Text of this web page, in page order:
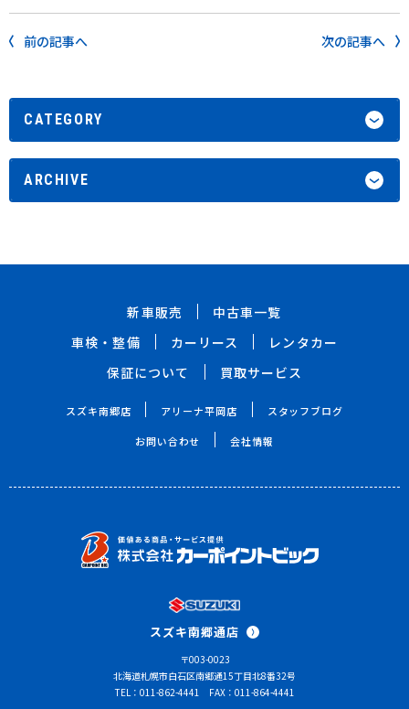
前の記事へ 次の記事へ
CATEGORY
ARCHIVE
新車販売
中古車一覧
車検・整備
カーリース
レンタカー
保証について
買取サービス
スズキ南郷店 アリーナ平岡店 スタッフブログ
お問い合わせ 会社情報
スズキ南郷通店
〒003-0023
北海道札幌市白石区南郷通15丁目北8番32号
TEL：011-862-4441
FAX：011-864-4441